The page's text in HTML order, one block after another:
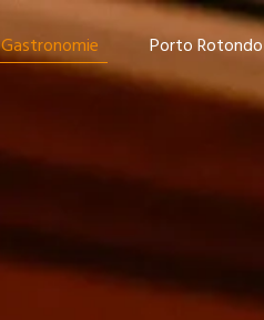
JETZT BUCHEN
Gastronomie Porto Rotondo